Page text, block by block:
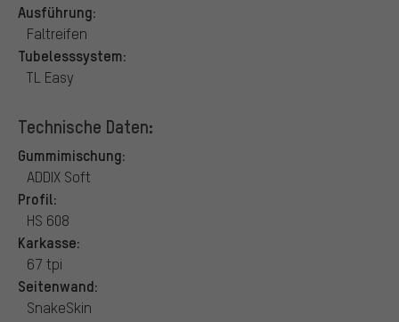
Ausführung:
Faltreifen
Tubelesssystem:
TL Easy
Technische Daten:
Gummimischung:
ADDIX Soft
Profil:
HS 608
Karkasse:
67 tpi
Seitenwand:
SnakeSkin